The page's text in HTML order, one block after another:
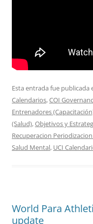
Esta entrada fue publicada
Calendarios,COI
Entrenadores
(Salud),Objetivos y
Recuperacion
Salud Mental, UCI
World Para
update